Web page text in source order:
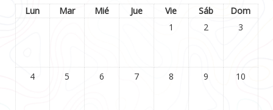
Lun Mar Mié Jue Vie Sáb
Dom
1
2 3
4 5 6 7 8 9 10